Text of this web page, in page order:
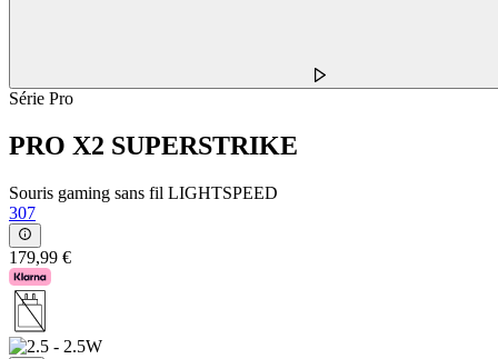
Série Pro
PRO X2 SUPERSTRIKE
Souris gaming sans fil LIGHTSPEED
307
179,99 €